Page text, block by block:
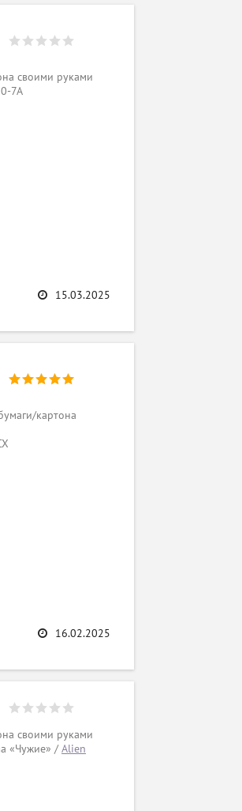
своими руками
7A
15.03.2025
картона
16.02.2025
своими руками
«Чужие» /Alien